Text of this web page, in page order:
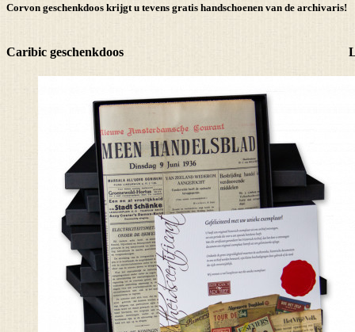
Corvon geschenkdoos krijgt u tevens gratis handschoenen van de archivaris!
Caribic geschenkdoos